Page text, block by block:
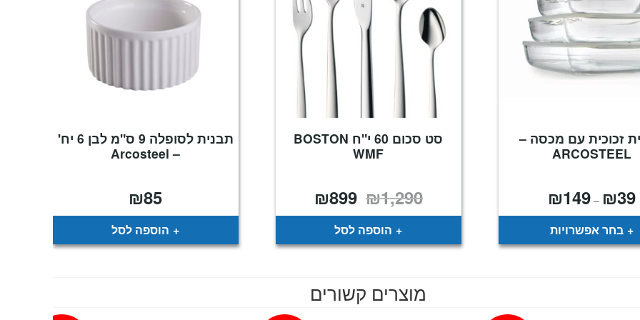
זכוכית עם מכסה –
ARCOSTEEL
₪39
–
₪149
⁦₪39⁩
בחר אפשרויות
סט סכום 60 י"ח BOSTON
WMF
₪1,290 המחיר
המקורי
היה:
₪1,290.
₪899
הוא:
הוספה לסל
תבנית לסופלה 9 ס"מ לבן 6 יח'
– Arcosteel
₪85
הוספה לסל
מוצרים קשורים